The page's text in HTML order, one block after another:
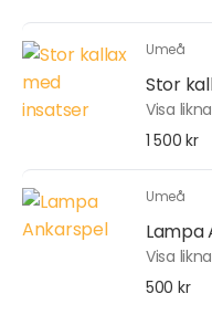
Umeå
Stor
Visa
1 500 kr
Umeå
Lampa
Visa
500 kr